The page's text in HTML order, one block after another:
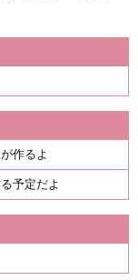
作るよ
予定だよ